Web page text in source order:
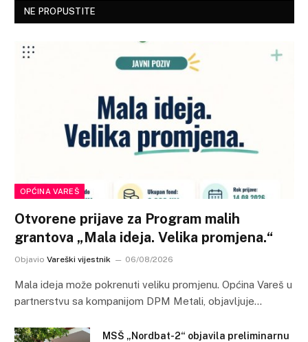
NE PROPUSTITE
OPĆINA VAREŠ
Otvorene prijave za Program malih
grantova „Mala ideja. Velika promjena.“
Objavio Vareški vijestnik 06/08/2026
Mala ideja može pokrenuti veliku promjenu. Općina Vareš u
partnerstvu sa kompanijom DPM Metali, objavljuje…
MSŠ „Nordbat-2“ objavila preliminarnu